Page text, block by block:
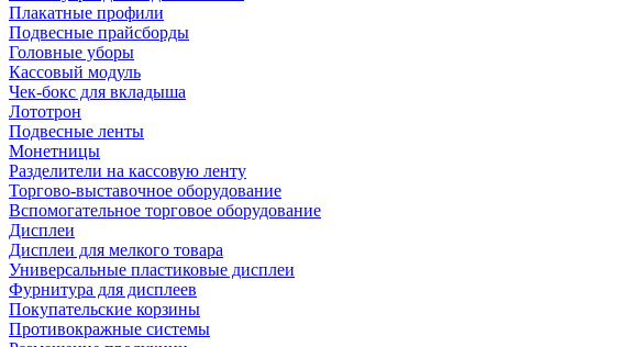
Плакатные профили
Подвесные прайсборды
Головные уборы
Кассовый модуль
Чек-бокс для вкладыша
Лототрон
Подвесные ленты
Монетницы
Разделители на кассовую ленту
Торгово-выставочное оборудование
Вспомогательное торговое оборудование
Дисплеи
Дисплеи для мелкого товара
Универсальные пластиковые дисплеи
Фурнитура для дисплеев
Покупательские корзины
Противокражные системы